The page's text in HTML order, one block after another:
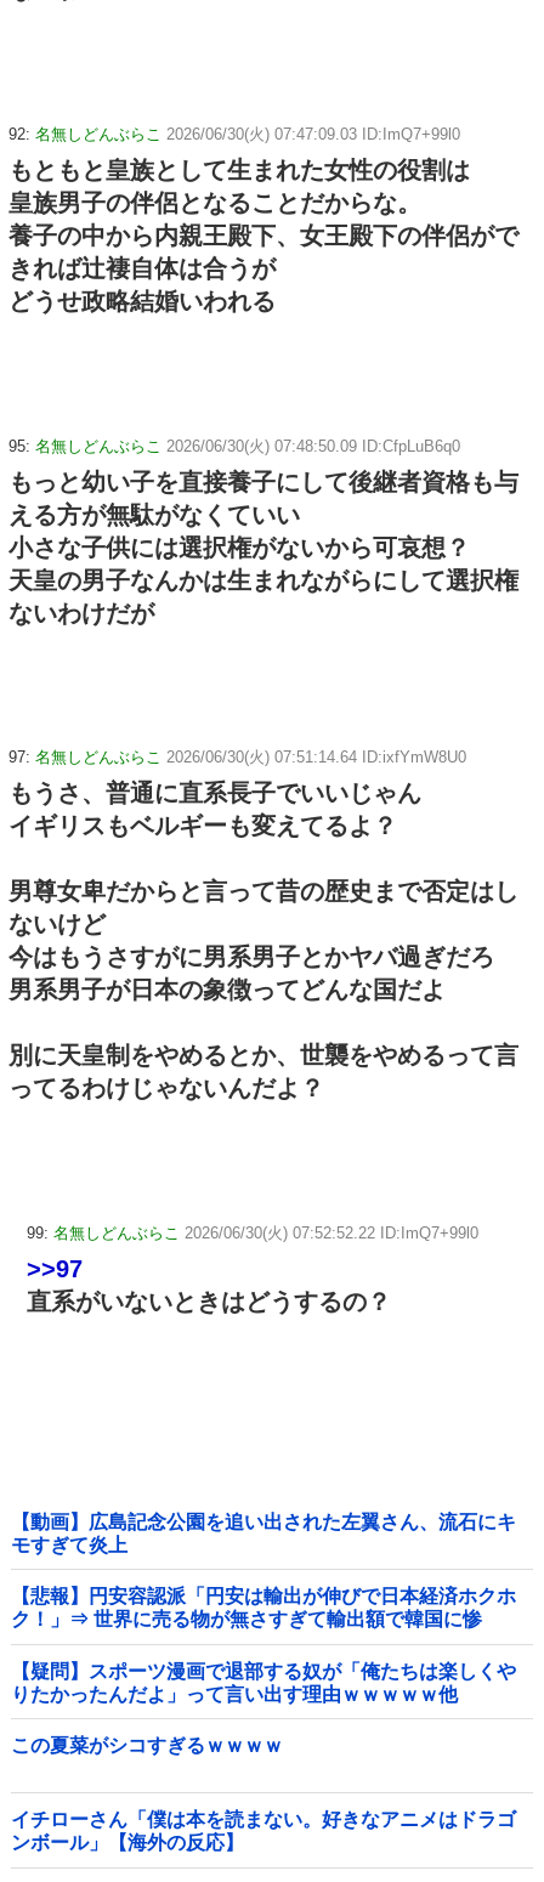
92: 名無しどんぶらこ 2026/06/30(火) 07:47:09.03 ID:ImQ7+99l0
もともと皇族として生まれた女性の役割は
皇族男子の伴侶となることだからな。
養子の中から内親王殿下、女王殿下の伴侶がで
きれば辻褄自体は合うが
どうせ政略結婚いわれる
95: 名無しどんぶらこ 2026/06/30(火) 07:48:50.09 ID:CfpLuB6q0
もっと幼い子を直接養子にして後継者資格も与
える方が無駄がなくていい
小さな子供には選択権がないから可哀想？
天皇の男子なんかは生まれながらにして選択権
ないわけだが
97: 名無しどんぶらこ 2026/06/30(火) 07:51:14.64 ID:ixfYmW8U0
もうさ、普通に直系長子でいいじゃん
イギリスもベルギーも変えてるよ？
男尊女卑だからと言って昔の歴史まで否定はし
ないけど
今はもうさすがに男系男子とかヤバ過ぎだろ
男系男子が日本の象徴ってどんな国だよ
別に天皇制をやめるとか、世襲をやめるって言
ってるわけじゃないんだよ？
99: 名無しどんぶらこ 2026/06/30(火) 07:52:52.22 ID:ImQ7+99l0
>>97
直系がいないときはどうするの？
【動画】広島記念公園を追い出された左翼さん、流石にキ
モすぎて炎上
【悲報】円安容認派「円安は輸出が伸びで日本経済ホクホ
ク！」⇒ 世界に売る物が無さすぎて輸出額で韓国に惨
敗・・・
【疑問】スポーツ漫画で退部する奴が「俺たちは楽しくや
りたかったんだよ」って言い出す理由ｗｗｗｗｗ他
この夏菜がシコすぎるｗｗｗｗ
イチローさん「僕は本を読まない。好きなアニメはドラゴ
ンボール」【海外の反応】